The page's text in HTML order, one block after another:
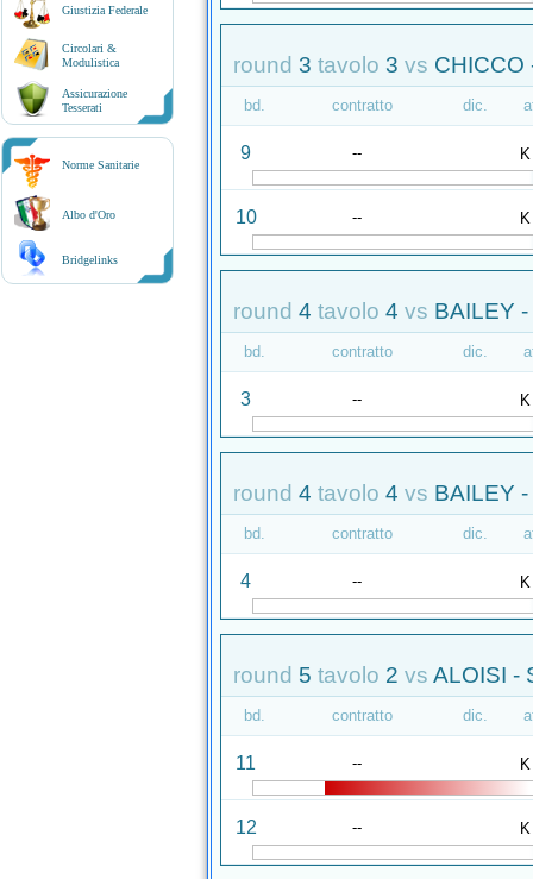
Giustizia Federale
Circolari &
Modulistica
Assicurazione
Tesserati
Norme Sanitarie
Albo d'Oro
Bridgelinks
round 3 tavolo 3 vs CHICCO
bd. contratto dic.
9 -- K
10 -- K
round 4 tavolo 4 vs BAILEY
bd. contratto dic.
3 -- K
round 4 tavolo 4 vs BAILEY
bd. contratto dic.
4 -- K
round 5 tavolo 2 vs ALOISI -
bd. contratto dic.
11 -- K
12 -- K